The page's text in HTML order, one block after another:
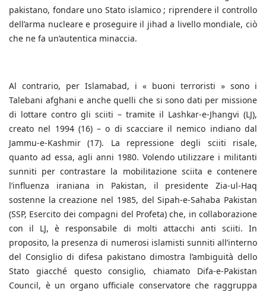
pakistano, fondare uno Stato islamico ; riprendere il controllo
dell’arma nucleare e proseguire il jihad a livello mondiale, ciò
che ne fa un’autentica minaccia.
Al contrario, per Islamabad, i « buoni terroristi » sono i
Talebani afghani e anche quelli che si sono dati per missione
di lottare contro gli sciiti – tramite il Lashkar-e-Jhangvi (LJ),
creato nel 1994 (16) – o di scacciare il nemico indiano dal
Jammu-e-Kashmir (17). La repressione degli sciiti risale,
quanto ad essa, agli anni 1980. Volendo utilizzare i militanti
sunniti per contrastare la mobilitazione sciita e contenere
l’influenza iraniana in Pakistan, il presidente Zia-ul-Haq
sostenne la creazione nel 1985, del Sipah-e-Sahaba Pakistan
(SSP, Esercito dei compagni del Profeta) che, in collaborazione
con il LJ, è responsabile di molti attacchi anti sciiti. In
proposito, la presenza di numerosi islamisti sunniti all’interno
del Consiglio di difesa pakistano dimostra l’ambiguità dello
Stato giacché questo consiglio, chiamato Difa-e-Pakistan
Council, è un organo ufficiale conservatore che raggruppa